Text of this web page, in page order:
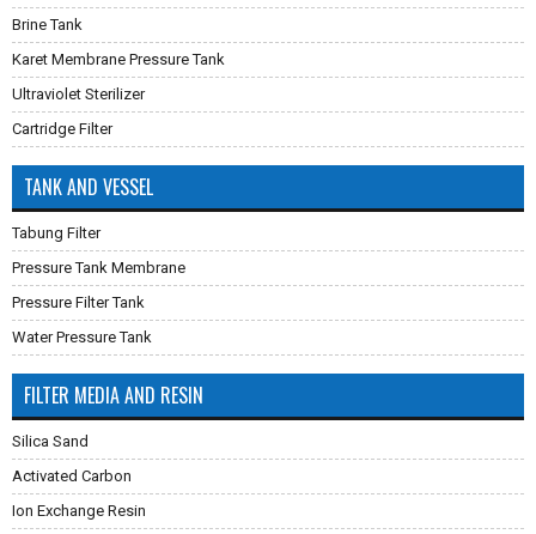
Brine Tank
Karet Membrane Pressure Tank
Ultraviolet Sterilizer
Cartridge Filter
TANK AND VESSEL
Tabung Filter
Pressure Tank Membrane
Pressure Filter Tank
Water Pressure Tank
FILTER MEDIA AND RESIN
Silica Sand
Activated Carbon
Ion Exchange Resin